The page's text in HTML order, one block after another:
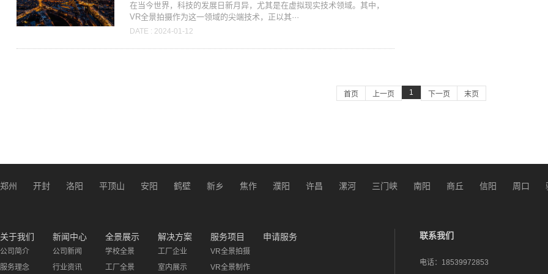
在当今世界，科技的发展日新月异，尤其是在虚拟现实技术领域。其中，
VR全景拍摄作为这一领域的尖端技术，正以其···
DATE : 2024-01-12
首页 上一页 1 下一页 末页
郑州 开封 洛阳 平顶山 安阳 鹤壁 新乡 焦作 濮阳 许昌 漯河 三门峡 南阳 商丘 信阳 周口
关于我们
公司简介
服务理念
新闻中心
公司新闻
行业资讯
全景展示
学校全景
工厂全景
解决方案
工厂企业
室内展示
服务项目
VR全景拍摄
VR全景制作
申请服务 联系我们
电话： 18539972853